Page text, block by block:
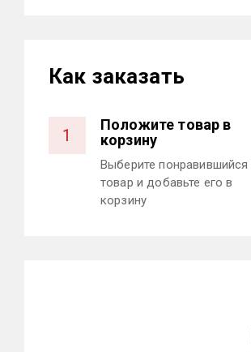
Как заказать
1
Положите товар в
корзину
Выберите понравившийся
товар и добавьте его в
корзину